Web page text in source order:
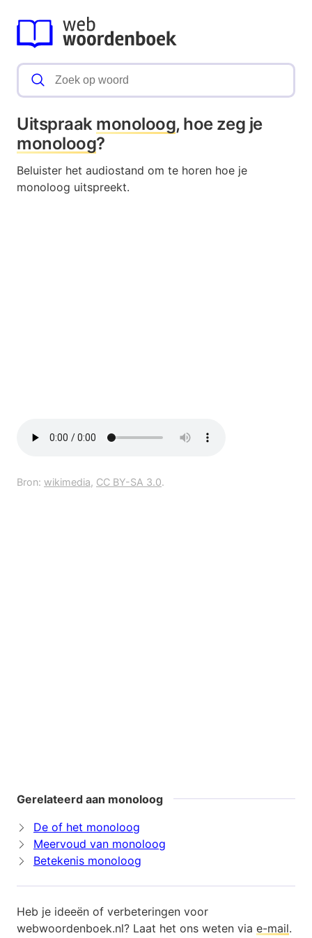
Uitspraak monoloog, hoe zeg je
monoloog?
Beluister het audiostand om te horen hoe je
monoloog uitspreekt.
Bron: wikimedia, CC BY-SA 3.0.
Gerelateerd aan monoloog
De of het monoloog
Meervoud van monoloog
Betekenis monoloog
Heb je ideeën of verbeteringen voor
webwoordenboek.nl? Laat het ons weten via e-mail.